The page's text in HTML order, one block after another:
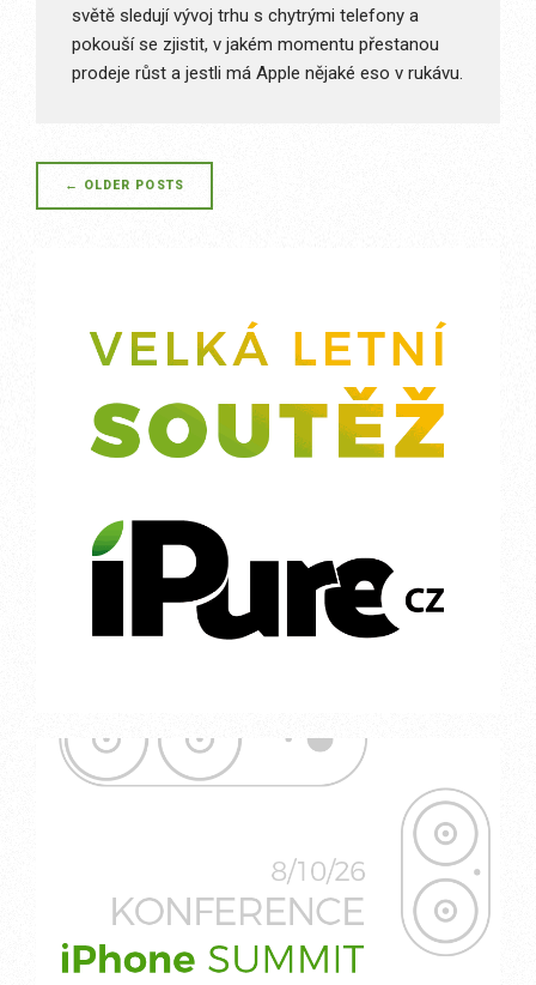
světě sledují vývoj trhu s chytrými telefony a
pokouší se zjistit, v jakém momentu přestanou
prodeje růst a jestli má Apple nějaké eso v rukávu.
Posts
← OLDER POSTS